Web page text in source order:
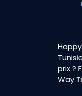
prix ?
Way